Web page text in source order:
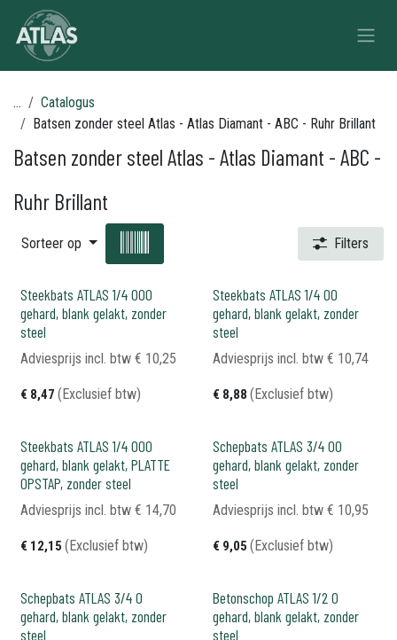
Overslaan naar inhoud
...
Catalogus
Batsen zonder steel Atlas - Atlas Diamant - ABC - Ruhr Brillant
Batsen zonder steel Atlas - Atlas Diamant - ABC -
Ruhr Brillant
Sorteer op Filters
Steekbats ATLAS 1/4 000
gehard, blank gelakt, zonder
steel
€ 8,47 (Exclusief btw)
Adviesprijs incl. btw € 10,25
Steekbats ATLAS 1/4 00
gehard, blank gelakt, zonder
steel
€ 8,88 (Exclusief btw)
Adviesprijs incl. btw € 10,74
Steekbats ATLAS 1/4 000
gehard, blank gelakt, PLATTE
OPSTAP, zonder steel
€ 12,15 (Exclusief btw)
Adviesprijs incl. btw € 14,70
Schepbats ATLAS 3/4 00
gehard, blank gelakt, zonder
steel
€ 9,05 (Exclusief btw)
Adviesprijs incl. btw € 10,95
Schepbats ATLAS 3/4 0
gehard, blank gelakt, zonder
steel
Betonschop ATLAS 1/2 0
gehard, blank gelakt, zonder
steel